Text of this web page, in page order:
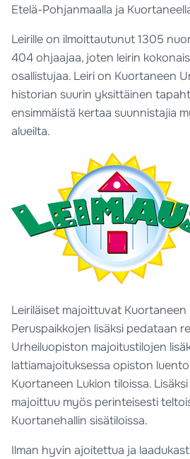
Etelä-Pohjanmaalla ja
Leirille on ilmoittautunut 1305
404 ohjaajaa, joten leirin
osallistujaa. Leiri on Kuortaneen
historian suurin yksittäinen
ensimmäistä kertaa suunnistajia
alueilta.
Leiriläiset majoittuvat Kuortaneen
Peruspaikkojen lisäksi pedataan
Urheiluopiston majoitustilojen
lattiamajoituksessa opiston
Kuortaneen Lukion tiloissa.
majoittuu myös perinteisesti
Kuortanehallin sisätiloissa.
Ilman hyvin ajoitettua ja